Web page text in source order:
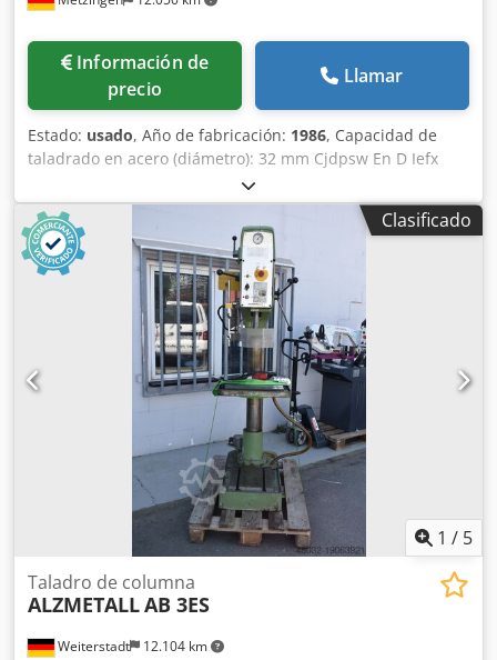
Información de
precio
Llamar
Estado: usado, Año de fabricación: 1986, Capacidad de
taladrado en acero (diámetro): 32 mm Cjdpsw En D Iefx
Apcerf Saliente: 290 mm Recorrido del husillo: 180 mm
Potencia total instalada: 1,9 kW ¡Descripción
próximamente!
Clasificado
1 / 5
Weiterstadt 12.104 km
Taladro de columna
ALZMETALLAB 3ES